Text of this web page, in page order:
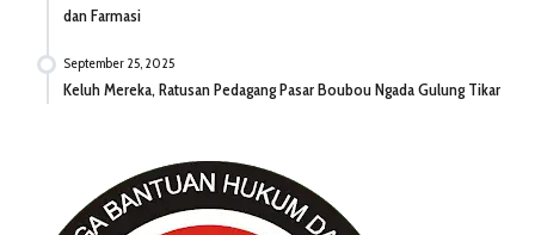
dan Farmasi
September 25, 2025
Keluh Mereka, Ratusan Pedagang Pasar Boubou Ngada Gulung Tikar